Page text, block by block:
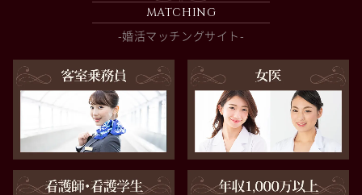
MATCHING
-婚活マッチングサイト-